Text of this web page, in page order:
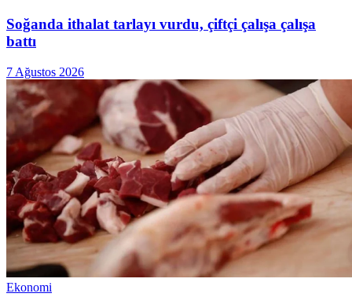
Soğanda ithalat tarlayı vurdu, çiftçi çalışa çalışa
battı
7 Ağustos 2026
Ekonomi